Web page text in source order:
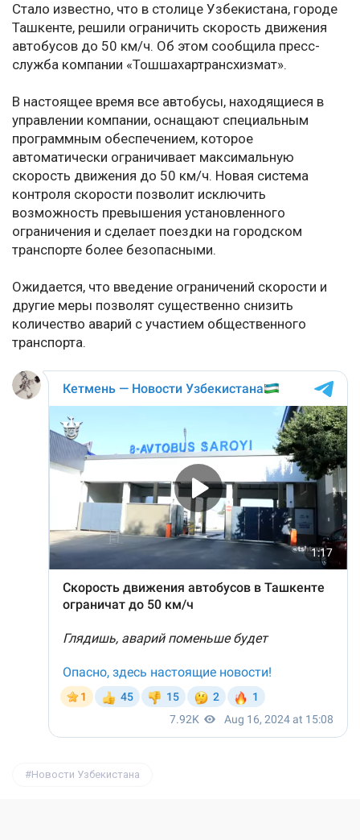
Стало известно, что в столице Узбекистана, городе
Ташкенте, решили ограничить скорость движения
автобусов до 50 км/ч. Об этом сообщила пресс-
служба компании «Тошшахартрансхизмат».
В настоящее время все автобусы, находящиеся в
управлении компании, оснащают специальным
программным обеспечением, которое
автоматически ограничивает максимальную
скорость движения до 50 км/ч. Новая система
контроля скорости позволит исключить
возможность превышения установленного
ограничения и сделает поездки на городском
транспорте более безопасными.
Ожидается, что введение ограничений скорости и
другие меры позволят существенно снизить
количество аварий с участием общественного
транспорта.
Новости Узбекистана